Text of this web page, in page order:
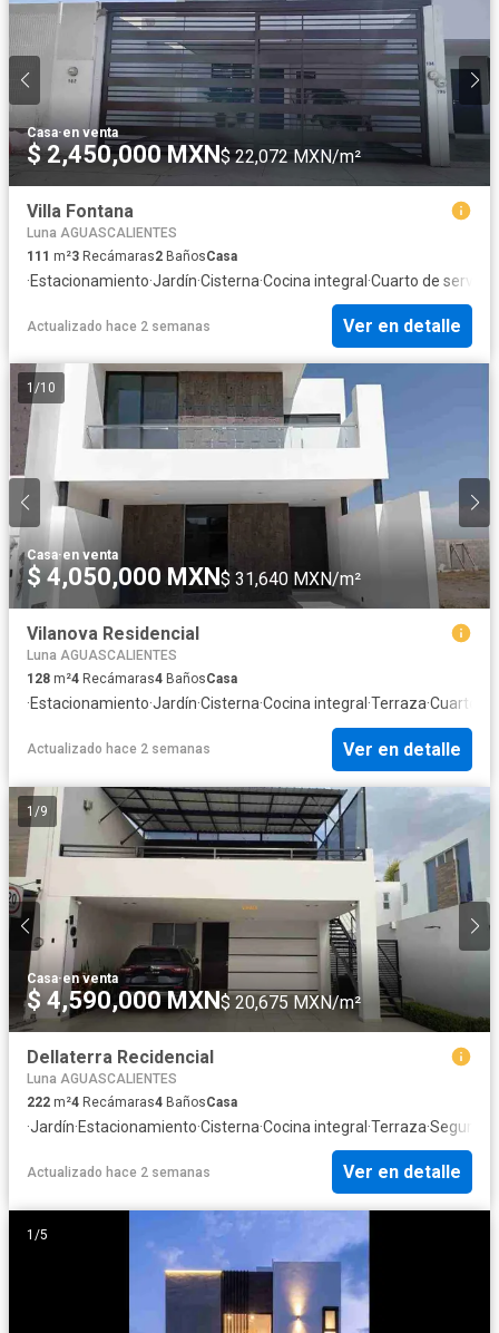
Casa·en venta
$ 2,450,000 MXN$ 22,072 MXN/m²
Villa Fontana
Luna AGUASCALIENTES
111 m²3 Recámaras2 BañosCasa
·Estacionamiento·Jardín·Cisterna·Cocina integral ·Cuarto de servicio
Actualizado hace 2 semanas Ver en detalle
1/10
Casa·en venta
$ 4,050,000 MXN$ 31,640 MXN/m²
Vilanova Residencial
Luna AGUASCALIENTES
128 m²4 Recámaras4 BañosCasa
·Estacionamiento·Jardín·Cisterna·Cocina integral ·Terraza·Cuarto
Actualizado hace 2 semanas Ver en detalle
1/9
Casa·en venta
$ 4,590,000 MXN$ 20,675 MXN/m²
Dellaterra Recidencial
Luna AGUASCALIENTES
222 m²4 Recámaras4 BañosCasa
·Jardín·Estacionamiento·Cisterna·Cocina integral ·Terraza·
Actualizado hace 2 semanas Ver en detalle
1 /5